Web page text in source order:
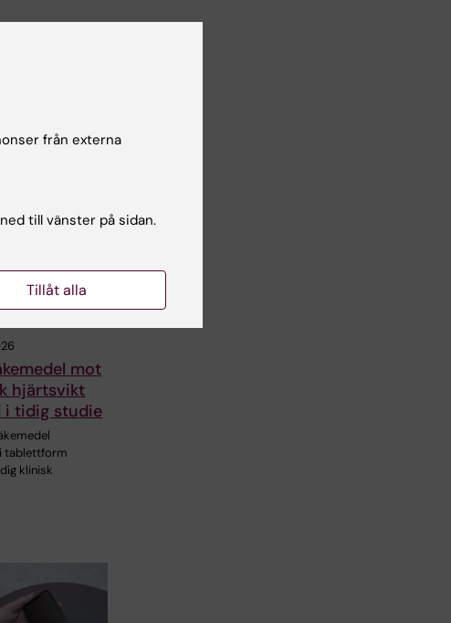
mot
hjärtsvikt
i tidig studie
tablettform
klinisk
från externa
till vänster på sidan.
Tillåt alla